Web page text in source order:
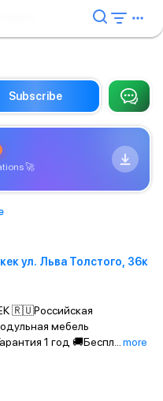
Subscribe
🚀
ул. Льва Толстого, 36к
🇷🇺Российская
мебель
1 год 🚚Беспл
more